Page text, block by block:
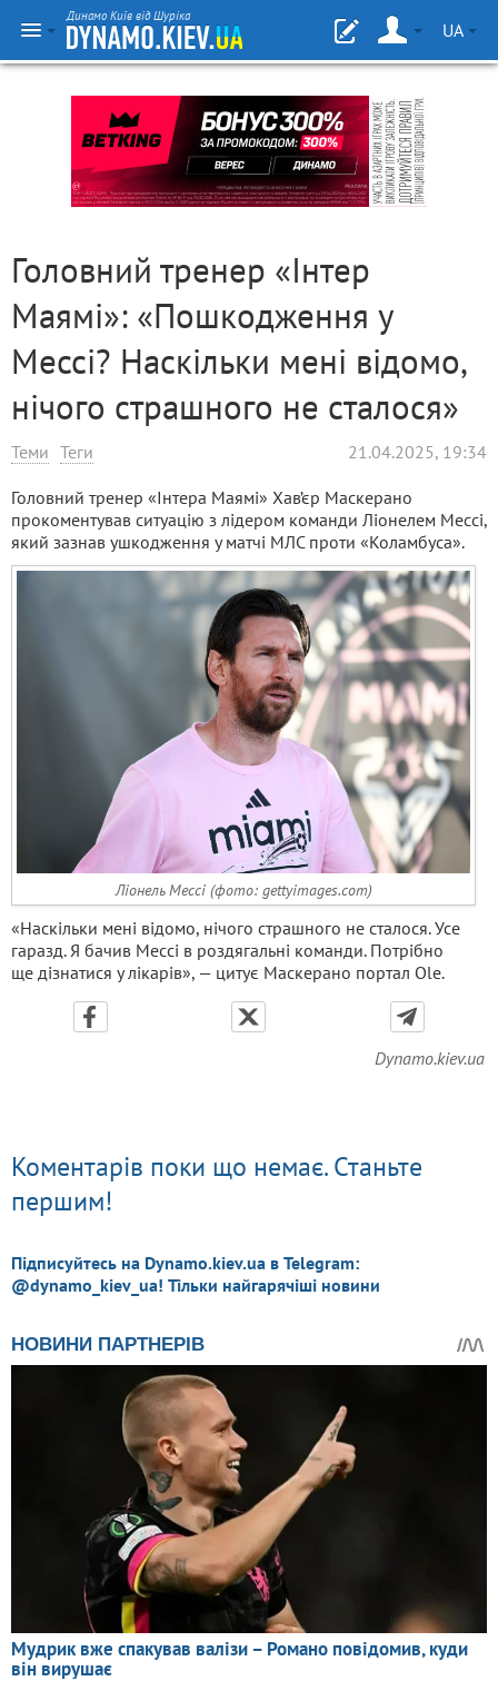
Динамо Київ від Шуріка
UA
Головний тренер «Інтер
Маямі»: «Пошкодження у
Мессі? Наскільки мені відомо,
нічого страшного не сталося»
Теми Теги 21.04.2025, 19:34
Головний тренер «Інтера Маямі» Хав’єр Маскерано
прокоментував ситуацію з лідером команди Ліонелем Мессі,
який зазнав ушкодження у матчі МЛС проти «Коламбуса».
Ліонель Мессі (фото: gettyimages.com)
«Наскільки мені відомо, нічого страшного не сталося. Усе
гаразд. Я бачив Мессі в роздягальні команди. Потрібно
ще дізнатися у лікарів», — цитує Маскерано портал Ole.
Dynamo.kiev.ua
Коментарів поки що немає. Станьте
першим!
Підписуйтесь на Dynamo.kiev.ua в Telegram:
@dynamo_kiev_ua! Тільки найгарячіші новини